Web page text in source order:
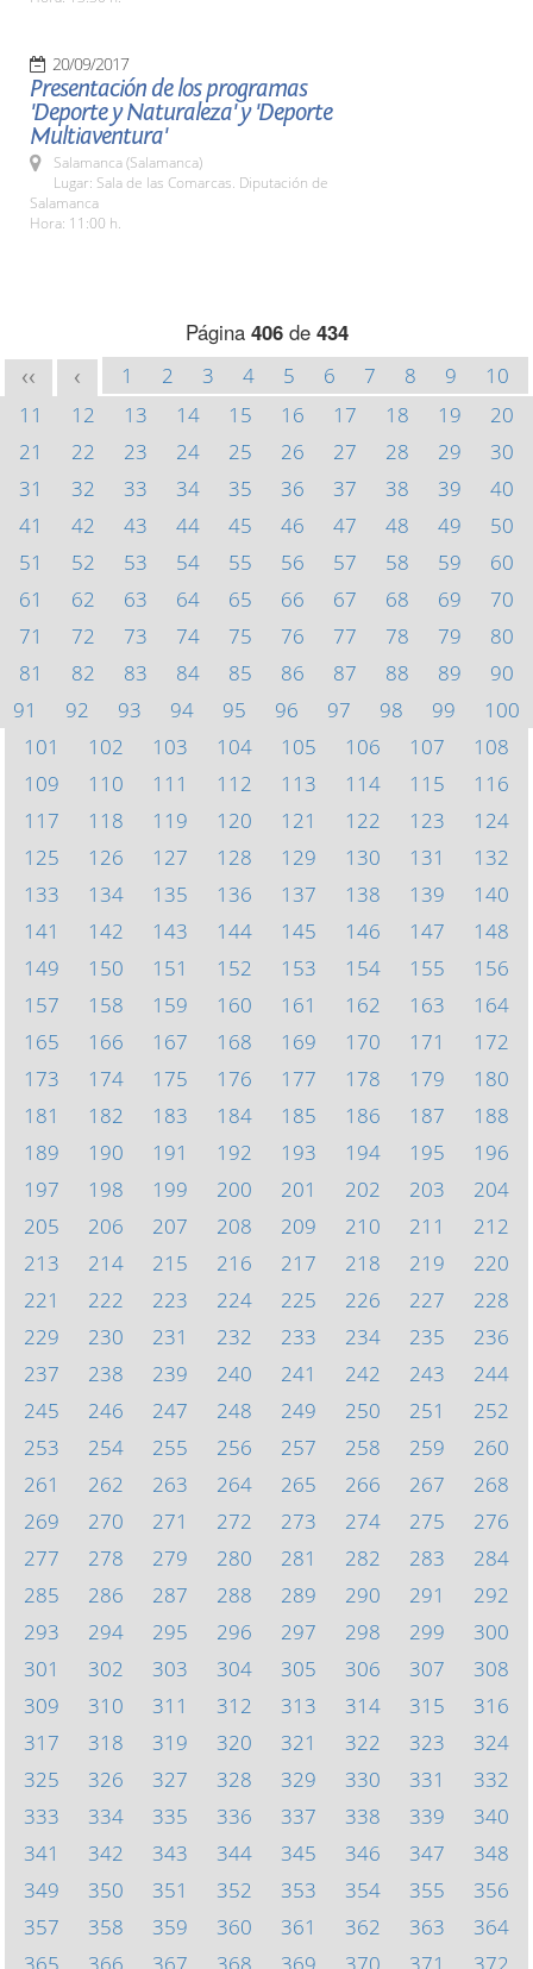
20/09/2017
Presentación de los programas
'Deporte y Naturaleza' y 'Deporte
Multiaventura'
Salamanca (Salamanca)
Lugar: Sala de las Comarcas. Diputación de
Salamanca
Hora: 11:00 h.
Página 406de 434
<< < 1 2 3 4 5 6 7 8 9
10
11
12 13 14 15 16 17 18 19
20
21
22 23 24 25 26 27 28 29
30
31
32 33 34 35 36 37 38 39
40
41
42 43 44 45 46 47 48 49
50
51
52 53 54 55 56 57 58 59
60
61
62 63 64 65 66 67 68 69
70
71
72 73 74 75 76 77 78 79
80
81
82 83 84 85 86 87 88 89
90
91
92 93 94 95 96 97 98 99
100
101
102 103 104 105 106 107
108
109
110 111 112 113 114 115
116
117
118 119 120 121 122 123
124
125
126 127 128 129 130 131
132
133
134 135 136 137 138 139
140
141
142 143 144 145 146 147
148
149
150 151 152 153 154 155
156
157
158 159 160 161 162 163
164
165
166 167 168 169 170 171
172
173
174 175 176 177 178 179
180
181
182 183 184 185 186 187
188
189
190 191 192 193 194 195
196
197
198 199 200 201 202 203
204
205
206 207 208 209 210 211
212
213
214 215 216 217 218 219
220
221
222 223 224 225 226 227
228
229
230 231 232 233 234 235
236
237
238 239 240 241 242 243
244
245
246 247 248 249 250 251
252
253
254 255 256 257 258 259
260
261
262 263 264 265 266 267
268
269
270 271 272 273 274 275
276
277
278 279 280 281 282 283
284
285
286 287 288 289 290 291
292
293
294 295 296 297 298 299
300
301
302 303 304 305 306 307
308
309
310 311 312 313 314 315
316
317
318 319 320 321 322 323
324
325
326 327 328 329 330 331
332
333
334 335 336 337 338 339
340
341
342 343 344 345 346 347
348
349
350 351 352 353 354 355
356
357
358 359 360 361 362 363
364